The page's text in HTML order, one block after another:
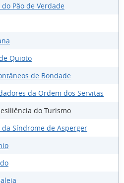
Pão de Verdade
Quioto
de Bondade
da Ordem dos Servitas
do Turismo
Síndrome de Asperger